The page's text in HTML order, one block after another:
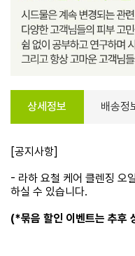
상세정보 배송정
[공지사항]
- 라하 요철 케어 클렌징 오
하실 수 있습니다.
(*묶음 할인 이벤트는 추후